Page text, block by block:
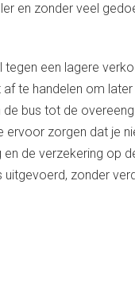
en zonder veel
tegen een lagere
te handelen om
bus tot de
ervoor zorgen dat je
de verzekering op
zonder